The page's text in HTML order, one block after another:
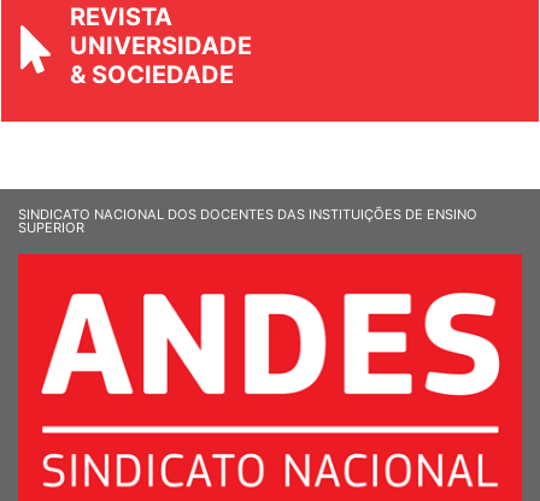
REVISTA
UNIVERSIDADE
& SOCIEDADE
SINDICATO NACIONAL DOS DOCENTES DAS INSTITUIÇÕES DE ENSINO
SUPERIOR